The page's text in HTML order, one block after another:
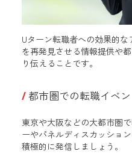
Uターン転職者への効果的
を再発見させる情報提供や
り伝えることです。
都市圏での転職イベン
東京や大阪などの大都市圏
ーやパネルディスカッショ
積極的に発信しましょう。